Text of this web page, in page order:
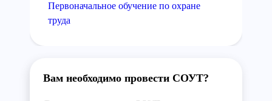
Первоначальное обучение по охране
труда
Вам необходимо провести СОУТ?